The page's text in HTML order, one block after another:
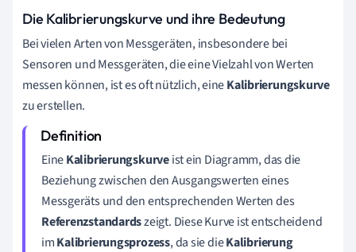
Die Kalibrierungskurve und ihre Bedeutung
Bei vielen Arten von Messgeräten, insbesondere bei
Sensoren und Messgeräten, die eine Vielzahl von Werten
messen können, ist es oft nützlich, eineKalibrierungskurve
zu erstellen.
EineKalibrierungskurveist ein Diagramm, das die
Beziehung zwischen den Ausgangswerten eines
Messgeräts und den entsprechenden Werten des
Referenzstandardszeigt. Diese Kurve ist entscheidend
imKalibrierungsprozess, da sie dieKalibrierung